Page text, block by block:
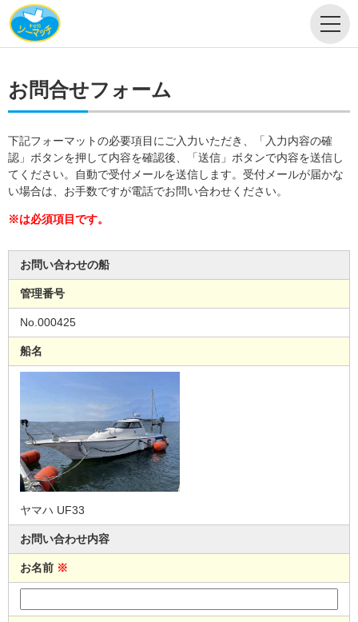
お問合せフォーム
下記フォーマットの必要項目にご入力いただき、「入力内容の確
認」ボタンを押して内容を確認後、「送信」ボタンで内容を送信し
てください。自動で受付メールを送信します。受付メールが届かな
い場合は、お手数ですが電話でお問い合わせください。
※は必須項目です。
お問い合わせの船
管理番号
No.000425
船名
ヤマハ UF33
お問い合わせ内容
お名前 ※